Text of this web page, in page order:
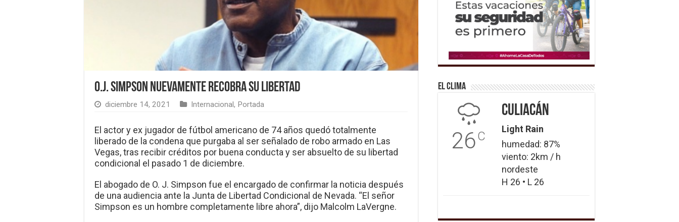
O.J. Simpson nuevamente recobra su libertad
diciembre 14, 2021 Internacional, Portada
El actor y ex jugador de fútbol americano de 74 años quedó totalmente
liberado de la condena que purgaba al ser señalado de robo armado en Las
Vegas, tras recibir créditos por buena conducta y ser absuelto de su libertad
condicional el pasado 1 de diciembre.
El abogado de O. J. Simpson fue el encargado de confirmar la noticia después
de una audiencia ante la Junta de Libertad Condicional de Nevada. “El señor
Simpson es un hombre completamente libre ahora”, dijo Malcolm LaVergne.
El Clima
26C
Culiacán
Light Rain
humedad: 87%
viento: 2km / h
nordeste
H 26 • L 26